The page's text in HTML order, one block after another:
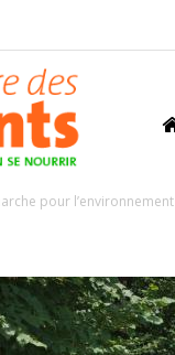
aliments
pour l’environnement